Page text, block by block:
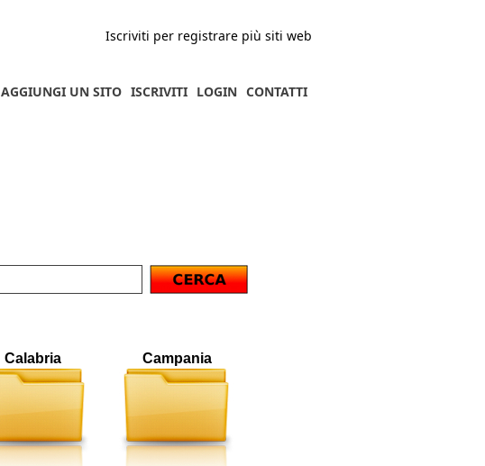
Iscriviti per registrare più siti web
CONTATTI
LOGIN
ISCRIVITI
AGGIUNGI UN SITO
Calabria Campania